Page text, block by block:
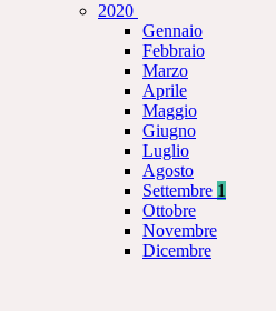
2020
Gennaio
Febbraio
Marzo
Aprile
Maggio
Giugno
Luglio
Agosto
Settembre 1
Ottobre
Novembre
Dicembre